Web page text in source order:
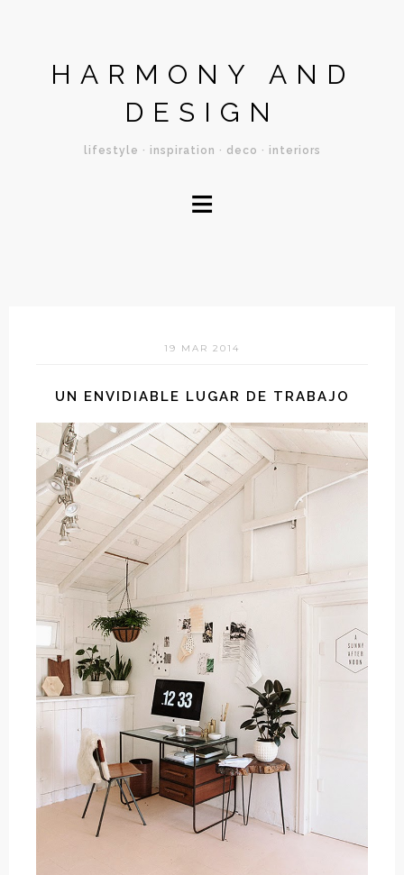
HARMONY AND
DESIGN
lifestyle · inspiration · deco · interiors
≡
19 MAR 2014
UN ENVIDIABLE LUGAR DE TRABAJO